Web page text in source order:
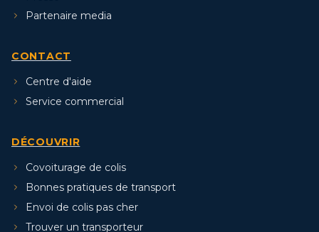
Partenaire media
CONTACT
Centre d'aide
Service commercial
DÉCOUVRIR
Covoiturage de colis
Bonnes pratiques de transport
Envoi de colis pas cher
Trouver un transporteur